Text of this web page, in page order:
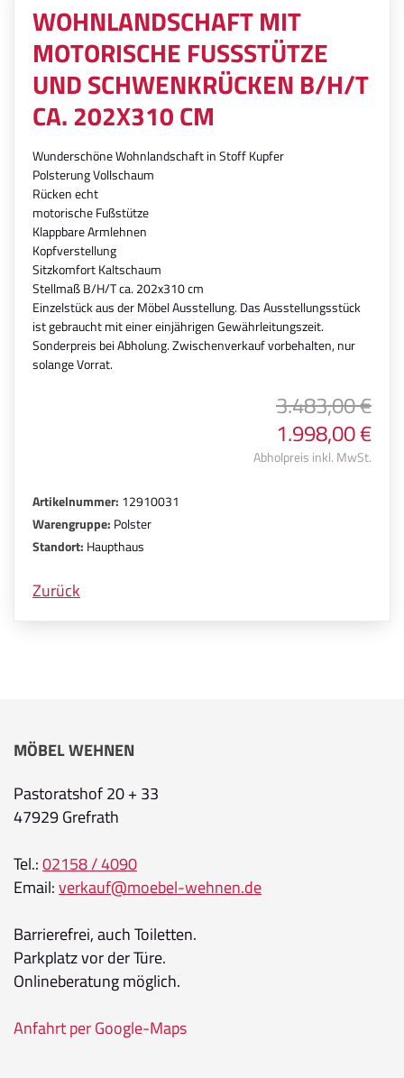
WOHNLANDSCHAFT MIT
MOTORISCHE FUSSSTÜTZE U
ND SCHWENKRÜCKEN B/H/T C
A. 202X310 CM
Wunderschöne Wohnlandschaft in Stoff Kupfer
Polsterung Vollschaum
Rücken echt
motorische Fußstütze
Klappbare Armlehnen
Kopfverstellung
Sitzkomfort Kaltschaum
Stellmaß B/H/T ca. 202x310 cm
Einzelstück aus der Möbel Ausstellung. Das Ausstellungsstück
ist gebraucht mit einer einjährigen Gewährleitungszeit.
Sonderpreis bei Abholung. Zwischenverkauf vorbehalten, nur
solange Vorrat.
3.483,00 €
1.998,00 €
Abholpreis inkl. MwSt.
Artikelnummer: 12910031
Warengruppe: Polster
Standort: Haupthaus
Zurück
MÖBEL WEHNEN
Pastoratshof 20 + 33
47929 Grefrath
Tel.:02158 / 4090
Email:verkauf@moebel-wehnen.de
Barrierefrei, auch Toiletten.
Parkplatz vor der Türe.
Onlineberatung möglich.
Anfahrt per Google-Maps